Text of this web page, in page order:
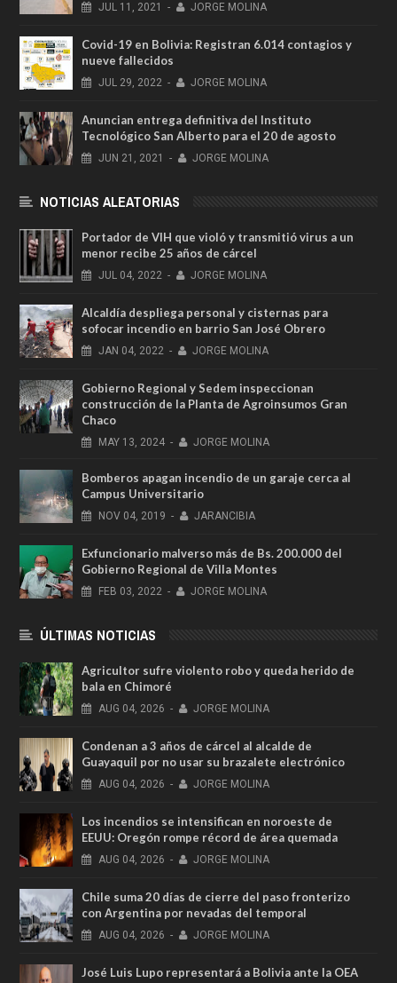
JUL 11, 2021 - JORGE MOLINA
Covid-19 en Bolivia: Registran 6.014 contagios y
nueve fallecidos
JUL 29, 2022 - JORGE MOLINA
Anuncian entrega definitiva del Instituto
Tecnológico San Alberto para el 20 de agosto
JUN 21, 2021 - JORGE MOLINA
NOTICIAS ALEATORIAS
Portador de VIH que violó y transmitió virus a un
menor recibe 25 años de cárcel
JUL 04, 2022 - JORGE MOLINA
Alcaldía despliega personal y cisternas para
sofocar incendio en barrio San José Obrero
JAN 04, 2022 - JORGE MOLINA
Gobierno Regional y Sedem inspeccionan
construcción de la Planta de Agroinsumos Gran
Chaco
MAY 13, 2024 - JORGE MOLINA
Bomberos apagan incendio de un garaje cerca al
Campus Universitario
NOV 04, 2019 - JARANCIBIA
Exfuncionario malverso más de Bs. 200.000 del
Gobierno Regional de Villa Montes
FEB 03, 2022 - JORGE MOLINA
ÚLTIMAS NOTICIAS
Agricultor sufre violento robo y queda herido de
bala en Chimoré
AUG 04, 2026 - JORGE MOLINA
Condenan a 3 años de cárcel al alcalde de
Guayaquil por no usar su brazalete electrónico
AUG 04, 2026 - JORGE MOLINA
Los incendios se intensifican en noroeste de
EEUU: Oregón rompe récord de área quemada
AUG 04, 2026 - JORGE MOLINA
Chile suma 20 días de cierre del paso fronterizo
con Argentina por nevadas del temporal
AUG 04, 2026 - JORGE MOLINA
José Luis Lupo representará a Bolivia ante la OEA